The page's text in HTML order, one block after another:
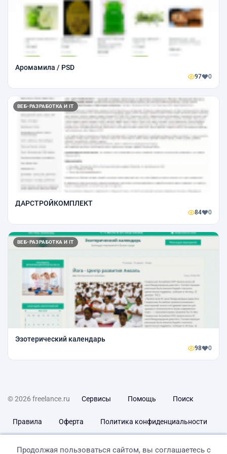
Аромамила / PSD
97 0
ВЕБ-РАЗРАБОТКА И IT
ДАРСТРОЙКОМПЛЕКТ
84 0
ВЕБ-РАЗРАБОТКА И IT
Эзотерический календарь
98 0
© 2026 freelance.ru Сервисы Помощь Поиск
Правила Оферта Политика конфиденциальности
Продолжая пользоваться сайтом, вы соглашаетесь с